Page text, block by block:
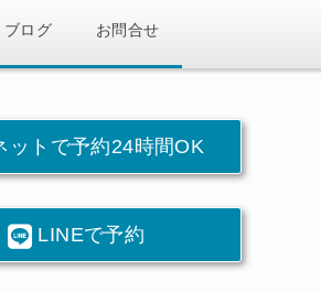
ブログ お問合せ
トで予約24時間OK
LINEで予約